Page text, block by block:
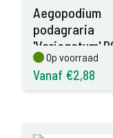
Aegopodium
podagraria
'Variegatum'
Op voorraad
Op voorraad
Vanaf €2,88